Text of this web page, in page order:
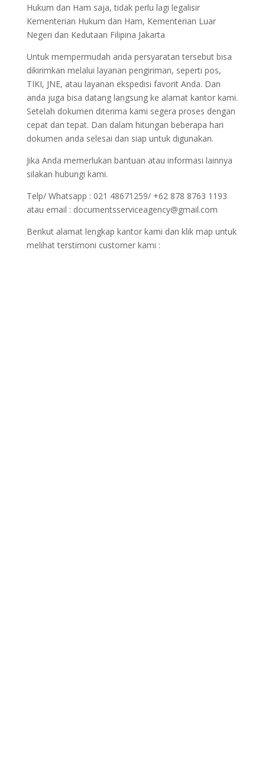
Hukum dan Ham saja, tidak perlu lagi legalisir
Kementerian Hukum dan Ham, Kementerian Luar
Negeri dan Kedutaan Filipina Jakarta
Untuk mempermudah anda persyaratan tersebut bisa
dikirimkan melalui layanan pengiriman, seperti pos,
TIKI, JNE, atau layanan ekspedisi favorit Anda. Dan
anda juga bisa datang langsung ke alamat kantor kami.
Setelah dokumen diterima kami segera proses dengan
cepat dan tepat. Dan dalam hitungan beberapa hari
dokumen anda selesai dan siap untuk digunakan.
Jika Anda memerlukan bantuan atau informasi lainnya
silakan hubungi kami.
Telp/ Whatsapp : 021 48671259/ +62 878 8763 1193
atau email : documentsserviceagency@gmail.com
Berikut alamat lengkap kantor kami dan klik map untuk
melihat terstimoni customer kami :